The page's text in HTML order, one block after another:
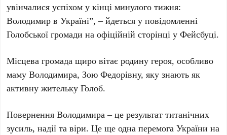
увінчалися успіхом у кінці минулого тижня:
Володимир в Україні”, – йдеться у повідомленні
Голобської громади на офіційній сторінці у Фейсбуці.
Місцева громада щиро вітає родину героя, особливо
маму Володимира, Зою Федорівну, яку знають як
активну жительку Голоб.
Повернення Володимира – це результат титанічних
зусиль, надії та віри. Це ще одна перемога України на